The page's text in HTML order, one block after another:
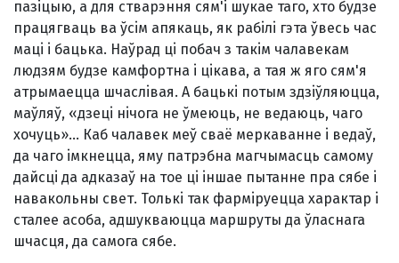
пазiцыю, а для стварэння сям'i шукае таго, хто будзе
працягваць ва ўсiм апякаць, як рабiлi гэта ўвесь час
мацi i бацька. Наўрад цi побач з такiм чалавекам
людзям будзе камфортна i цiкава, а тая ж яго сям'я
атрымаецца шчаслiвая. А бацькi потым здзiўляюцца,
маўляў, «дзецi нiчога не ўмеюць, не ведаюць, чаго
хочуць»... Каб чалавек меў сваё меркаванне i ведаў,
да чаго iмкнецца, яму патрэбна магчымасць самому
дайсцi да адказаў на тое цi iншае пытанне пра сябе i
навакольны свет. Толькi так фармiруецца характар i
сталее асоба, адшукваюцца маршруты да ўласнага
шчасця, да самога сябе.